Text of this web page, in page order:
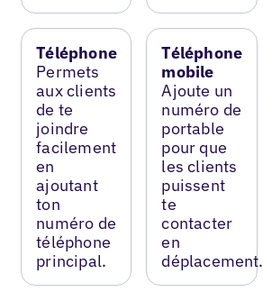
Téléphone
Permets
aux clients
de te
joindre
facilement
en
ajoutant
ton
numéro de
téléphone
principal.
Téléphone
mobile
Ajoute un
numéro de
portable
pour que
les clients
puissent
te
contacter
en
déplacement.